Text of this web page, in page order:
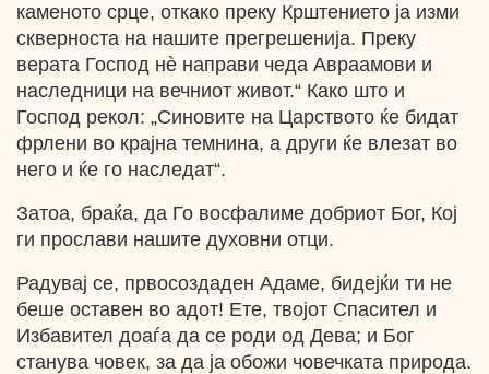
каменото срце, откако преку Крштението ја изми
скверноста на нашите прегрешенија. Преку
верата Господ нѐ направи чеда Авраамови и
наследници на вечниот живот.“ Како што и
Господ рекол: „Синовите на Царството ќе бидат
фрлени во крајна темнина, а други ќе влезат во
него и ќе го наследат“.
Затоа, браќа, да Го восфалиме добриот Бог, Кој
ги прослави нашите духовни отци.
Радувај се, првосоздаден Адаме, бидејќи ти не
беше оставен во адот! Ете, твојот Спасител и
Избавител доаѓа да се роди од Дева; и Бог
станува човек, за да ја обожи човечката природа.